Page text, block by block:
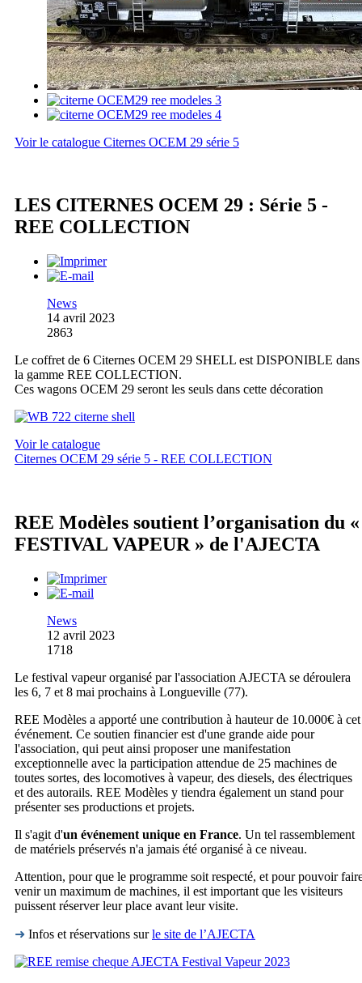
Voir le catalogue Citernes OCEM 29 série 5
LES CITERNES OCEM 29 : Série 5 -
REE COLLECTION
News
14 avril 2023
2863
Le coffret de 6 Citernes OCEM 29 SHELL est DISPONIBLE dans
la gamme REE COLLECTION.
Ces wagons OCEM 29 seront les seuls dans cette décoration
Voir le catalogue
Citernes OCEM 29 série 5 - REE COLLECTION
REE Modèles soutient l’organisation du «
FESTIVAL VAPEUR » de l'AJECTA
News
12 avril 2023
1718
Le festival vapeur organisé par l'association AJECTA se déroulera
les 6, 7 et 8 mai prochains à Longueville (77).
REE Modèles a apporté une contribution à hauteur de 10.000€ à cet
événement. Ce soutien financier est d'une grande aide pour
l'association, qui peut ainsi proposer une manifestation
exceptionnelle avec la participation attendue de 25 machines de
toutes sortes, des locomotives à vapeur, des diesels, des électriques
et des autorails. REE Modèles y tiendra également un stand pour
présenter ses productions et projets.
Il s'agit d'un événement unique en France. Un tel rassemblement
de matériels préservés n'a jamais été organisé à ce niveau.
Attention, pour que le programme soit respecté, et pour pouvoir
venir un maximum de machines, il est important que les visiteurs
puissent réserver leur place avant leur visite.
➜ Infos et réservations surle site de l’AJECTA